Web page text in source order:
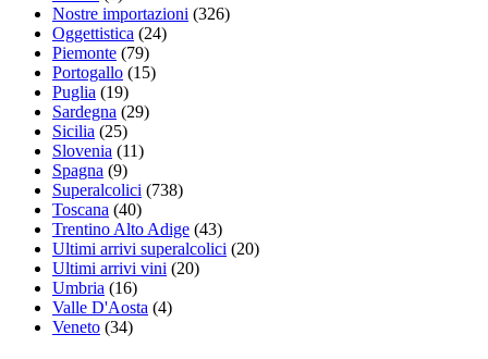
Nostre importazioni (326)
Oggettistica (24)
Piemonte (79)
Portogallo (15)
Puglia (19)
Sardegna (29)
Sicilia (25)
Slovenia (11)
Spagna (9)
Superalcolici (738)
Toscana (40)
Trentino Alto Adige (43)
Ultimi arrivi superalcolici (20)
Ultimi arrivi vini (20)
Umbria (16)
Valle D'Aosta (4)
Veneto (34)